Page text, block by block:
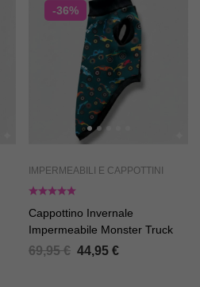
-36%
IMPERMEABILI E CAPPOTTINI
Cappottino Invernale
Impermeabile Monster Truck
69,95€ 44,95 €